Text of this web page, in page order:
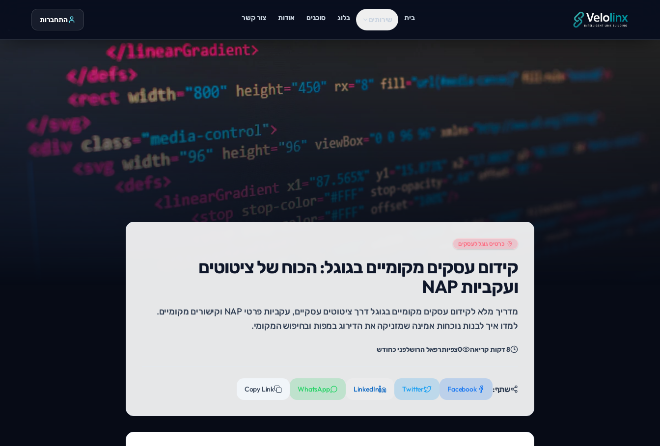
בית שירותים בלוג סוכנים אודות צור קשר התחברות
כרטיס גוגל לעסקים
קידום עסקים מקומיים בגוגל: הכוח של ציטוטים
ועקביות NAP
מדריך מלא לקידום עסקים מקומיים בגוגל דרך ציטוטים עסקיים, עקביות פרטי NAP וקישורים מקומיים.
למדו איך לבנות נוכחות אמינה שמזניקה את הדירוג במפות ובחיפוש המקומי.
8דקות קריאה 0צפיותרפאל הרושלפני כחודש
שתף: Facebook
Twitter
LinkedIn
WhatsApp
Copy Link